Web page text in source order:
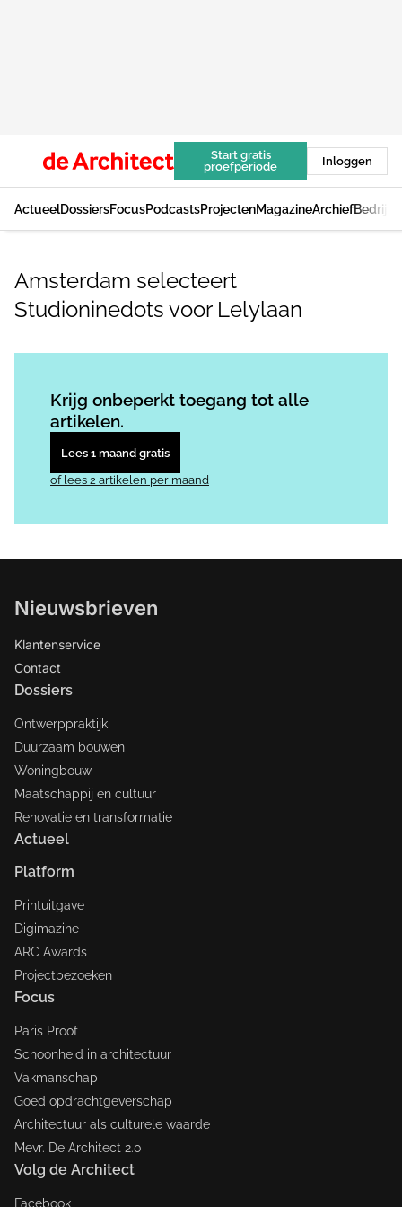
Start gratis
proefperiode
Inloggen
ActueelDossiersFocusPodcastsProjectenMagazineArchief
Amsterdam selecteert
Studioninedots voor Lelylaan
Krijg onbeperkt toegang tot alle
artikelen.
Lees 1 maand gratis
of lees 2 artikelen per maand
Nieuwsbrieven
Klantenservice
Contact
Dossiers
Ontwerppraktijk
Duurzaam bouwen
Woningbouw
Maatschappij en cultuur
Renovatie en transformatie
Actueel
Platform
Printuitgave
Digimazine
ARC Awards
Projectbezoeken
Focus
Paris Proof
Schoonheid in architectuur
Vakmanschap
Goed opdrachtgeverschap
Architectuur als culturele waarde
Mevr. De Architect 2.0
Volg de Architect
Facebook